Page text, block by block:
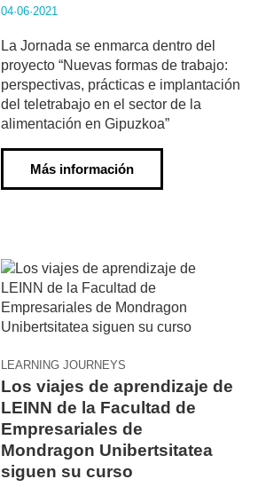
04·06·2021
La Jornada se enmarca dentro del
proyecto “Nuevas formas de trabajo:
perspectivas, prácticas e implantación
del teletrabajo en el sector de la
alimentación en Gipuzkoa”
Más información
LEARNING JOURNEYS
Los viajes de aprendizaje de
LEINN de la Facultad de
Empresariales de
Mondragon Unibertsitatea
siguen su curso